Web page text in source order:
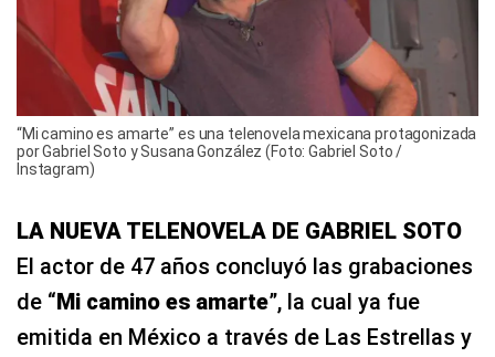
“Mi camino es amarte” es una telenovela mexicana protagonizada
por Gabriel Soto y Susana González (Foto: Gabriel Soto /
Instagram)
LA NUEVA TELENOVELA DE GABRIEL SOTO
El actor de 47 años concluyó las grabaciones
de “Mi camino es amarte”, la cual ya fue
emitida en México a través de Las Estrellas y